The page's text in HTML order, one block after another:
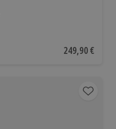
Aktueller Preis
249,90 €